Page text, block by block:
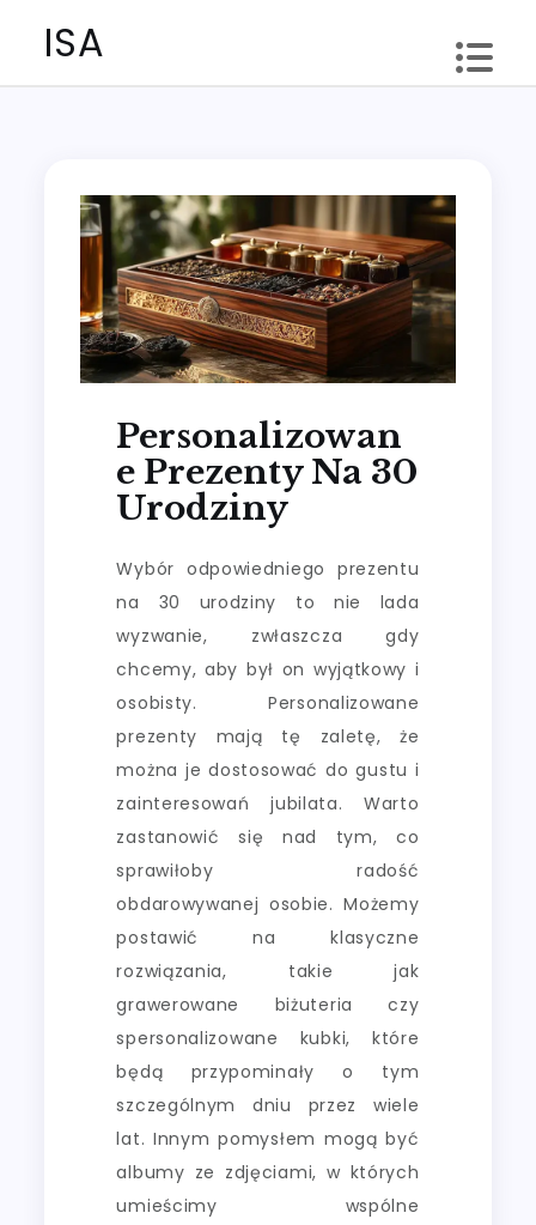
ISA
Personalizowan
E Prezenty Na 30
Urodziny
Wybór odpowiedniego prezentu
na 30 urodziny to nie lada
wyzwanie, zwłaszcza gdy
chcemy, aby był on wyjątkowy i
osobisty. Personalizowane
prezenty mają tę zaletę, że
można je dostosować do gustu i
zainteresowań jubilata. Warto
zastanowić się nad tym, co
sprawiłoby radość
obdarowywanej osobie. Możemy
postawić na klasyczne
rozwiązania, takie jak
grawerowane biżuteria czy
spersonalizowane kubki, które
będą przypominały o tym
szczególnym dniu przez wiele
lat. Innym pomysłem mogą być
albumy ze zdjęciami, w których
umieścimy wspólne